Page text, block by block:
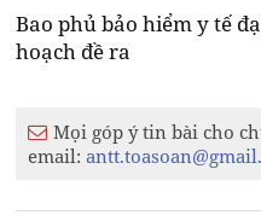
Bao phủ bảo hiểm y tế
hoạch đề ra
Mọi góp ý tin bài cho
email: